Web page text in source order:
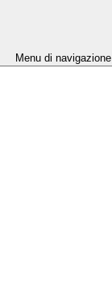
Menu di navigazione